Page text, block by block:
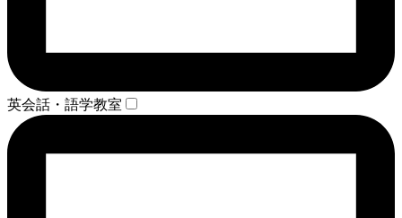
英会話・語学教室